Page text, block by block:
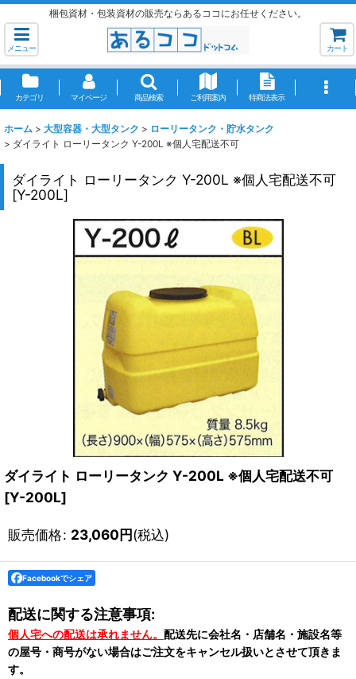
梱包資材・包装資材の販売ならあるココにお任せください。
メニュー カート
カテゴリ マイページ 商品検索 ご利用案内 特商法表示
ホーム > 大型容器・大型タンク > ローリータンク・貯水タンク
> ダイライト ローリータンク Y-200L ※個人宅配送不可
ダイライト ローリータンク Y-200L ※個人宅配送不可
[Y-200L]
ダイライト ローリータンク Y-200L ※個人宅配送不可
[Y-200L]
販売価格: 23,060円(税込)
Facebookでシェア
配送に関する注意事項:
個人宅への配送は承れません。 配送先に会社名・店舗名・施設名等
の屋号・商号がない場合はご注文をキャンセル扱いとさせて頂きま
す。